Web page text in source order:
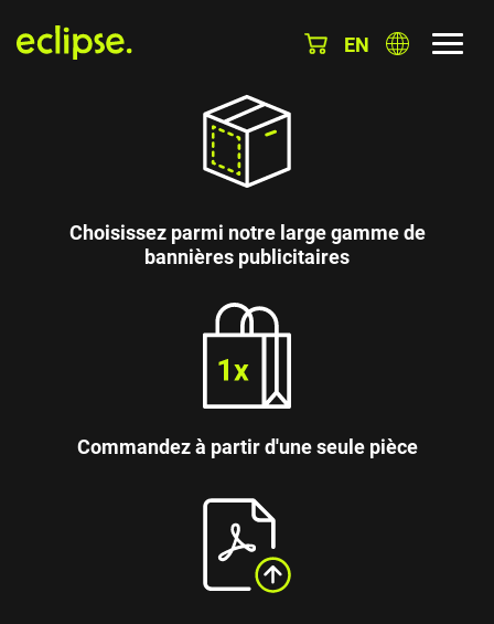
EN
Choisissez parmi notre large gamme de
bannières publicitaires
Commandez à partir d'une seule pièce